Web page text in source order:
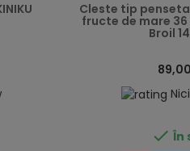
Cleste tip
fructe de mare 36
Broil
 În